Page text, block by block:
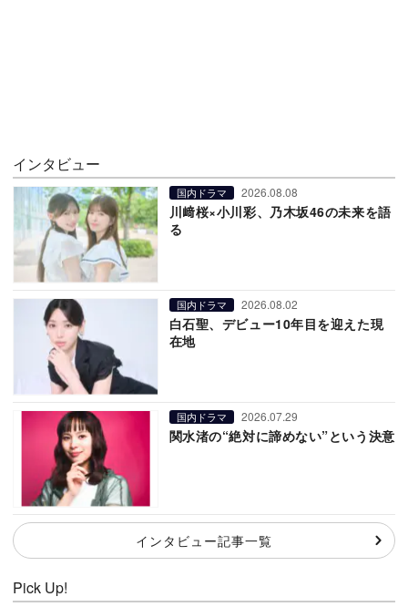
インタビュー
国内ドラマ 2026.08.08
川﨑桜×小川彩、乃木坂46の未来を語
る
国内ドラマ 2026.08.02
白石聖、デビュー10年目を迎えた現
在地
国内ドラマ 2026.07.29
関水渚の“絶対に諦めない”という決意
インタビュー記事一覧
Pick Up!